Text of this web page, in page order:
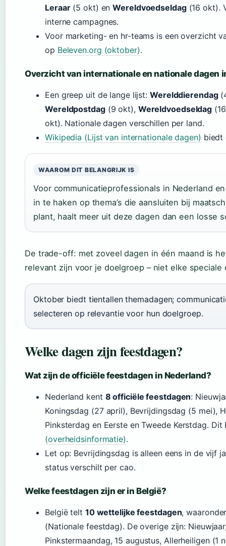
Leraar(5 okt) enWereldvoedseldag(16 okt).
interne campagnes.
Voor marketing- en hr-teams is een overzicht
op Beleven.org (oktober).
Overzicht van internationale en nationale dagen
Een greep uit de lange lijst: Werelddierendag
Wereldpostdag(9 okt), Wereldvoedseldag
okt). Nationale dagen verschillen per land.
Wikipedia (Lijst van internationale dagen) biedt
WAAROM DIT BELANGRIJK IS
Voor communicatieprofessionals in Nederland
in te haken op thema’s die aansluiten bij
plant, haalt meer uit deze dagen dan een losse
De trade-off: met zoveel dagen in één maand is
relevant zijn voor je doelgroep – niet elke speciale
Oktober biedt tientallen themadagen;
selecteren op relevantie voor hun doelgroep.
Welke dagen zijn feestdagen?
Wat zijn de officiële feestdagen in Nederland?
Nederland kent 8 officiële feestdagen:
Koningsdag (27 april), Bevrijdingsdag (5 mei),
Pinksterdag en Eerste en Tweede Kerstdag.
(overheidsinformatie).
Let op: Bevrijdingsdag is alleen eens in de vijf
status verschilt per cao.
Welke feestdagen zijn er in België?
België telt 10 wettelijke feestdagen,
(Nationale feestdag). De overige zijn:
Pinkstermaandag, 15 augustus, Allerheiligen (1